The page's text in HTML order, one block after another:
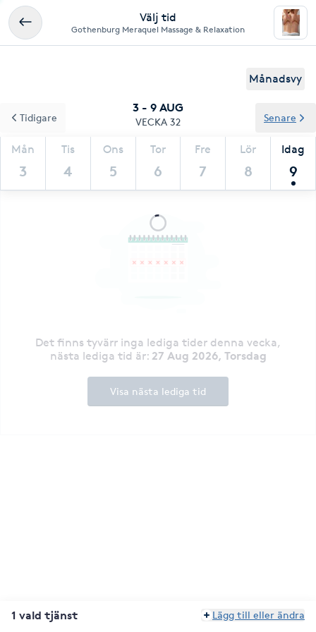
Välj tid
Gothenburg Meraquel Massage & Relaxation
Månadsvy
3 - 9 AUG
VECKA 32
Mån
3
Tis
4
Ons
5
Tor
6
Fre
7
Lör
8
Idag
9
Tidigare Senare
Det finns tyvärr inga lediga tider denna vecka,
nästa lediga tid är: 27 Aug 2026, Torsdag
Visa nästa lediga tid
1 vald tjänst Lägg till eller ändra